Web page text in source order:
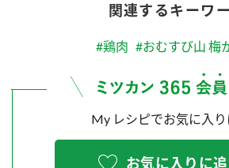
関連するキーワ
#鶏肉 #おむすび山 梅
My レシピでお気に入
お気に入りに